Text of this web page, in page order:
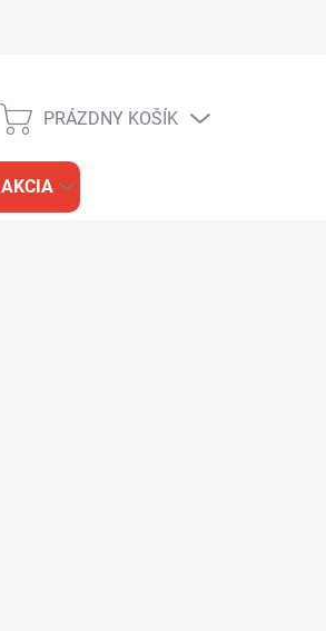
NÁKUPNÝ
PRÁZDNY KOŠÍK
AKCIA